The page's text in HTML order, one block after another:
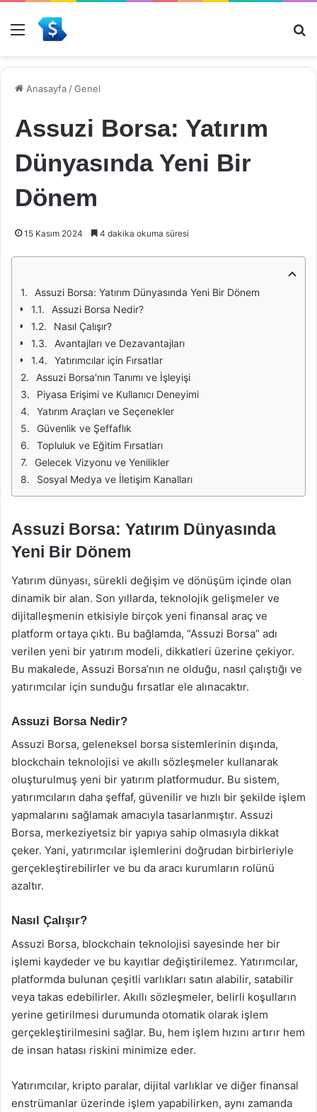
Menü
Anasayfa /Genel
Assuzi Borsa: Yatırım
Dünyasında Yeni Bir
Dönem
15 Kasım 2024 4 dakika okuma süresi
Assuzi Borsa: Yatırım Dünyasında Yeni Bir Dönem
Assuzi Borsa Nedir?
Nasıl Çalışır?
Avantajları ve Dezavantajları
Yatırımcılar için Fırsatlar
Assuzi Borsa'nın Tanımı ve İşleyişi
Piyasa Erişimi ve Kullanıcı Deneyimi
Yatırım Araçları ve Seçenekler
Güvenlik ve Şeffaflık
Topluluk ve Eğitim Fırsatları
Gelecek Vizyonu ve Yenilikler
Sosyal Medya ve İletişim Kanalları
Assuzi Borsa: Yatırım Dünyasında
Yeni Bir Dönem
Yatırım dünyası, sürekli değişim ve dönüşüm içinde olan
dinamik bir alan. Son yıllarda, teknolojik gelişmeler ve
dijitalleşmenin etkisiyle birçok yeni finansal araç ve
platform ortaya çıktı. Bu bağlamda, “Assuzi Borsa” adı
verilen yeni bir yatırım modeli, dikkatleri üzerine çekiyor.
Bu makalede, Assuzi Borsa’nın ne olduğu, nasıl çalıştığı ve
yatırımcılar için sunduğu fırsatlar ele alınacaktır.
Assuzi Borsa Nedir?
Assuzi Borsa, geleneksel borsa sistemlerinin dışında,
blockchain teknolojisi ve akıllı sözleşmeler kullanarak
oluşturulmuş yeni bir yatırım platformudur. Bu sistem,
yatırımcıların daha şeffaf, güvenilir ve hızlı bir şekilde işlem
yapmalarını sağlamak amacıyla tasarlanmıştır. Assuzi
Borsa, merkeziyetsiz bir yapıya sahip olmasıyla dikkat
çeker. Yani, yatırımcılar işlemlerini doğrudan birbirleriyle
gerçekleştirebilirler ve bu da aracı kurumların rolünü
azaltır.
Nasıl Çalışır?
Assuzi Borsa, blockchain teknolojisi sayesinde her bir
işlemi kaydeder ve bu kayıtlar değiştirilemez. Yatırımcılar,
platformda bulunan çeşitli varlıkları satın alabilir, satabilir
veya takas edebilirler. Akıllı sözleşmeler, belirli koşulların
yerine getirilmesi durumunda otomatik olarak işlem
gerçekleştirilmesini sağlar. Bu, hem işlem hızını artırır hem
de insan hatası riskini minimize eder.
Yatırımcılar, kripto paralar, dijital varlıklar ve diğer finansal
enstrümanlar üzerinde işlem yapabilirken, aynı zamanda